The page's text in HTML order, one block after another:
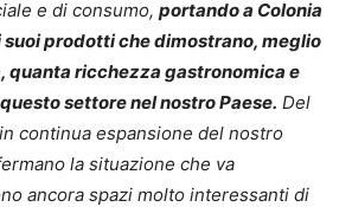
e di consumo, portando a Colonia
prodotti che dimostrano, meglio
quanta ricchezza gastronomica e
settore nel nostro Paese. Del
continua espansione del nostro
la situazione che va
ancora spazi molto interessanti di